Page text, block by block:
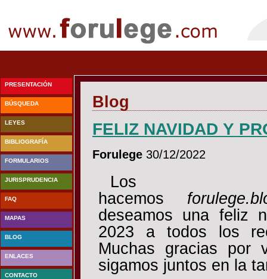
Blog
FELIZ NAVIDAD Y
Forulege 30/12/2022
hacemos
deseamos una feliz
2023 a todos los
Muchas gracias por
sigamos juntos en la
PRESENTACIÓN
BÚSQUEDA
LEYES
BIBLIOGRAFÍA
FORMULARIOS
JURISPRUDENCIA
FAQ
MAPAS
BLOG
ENLACES
CONTACTO